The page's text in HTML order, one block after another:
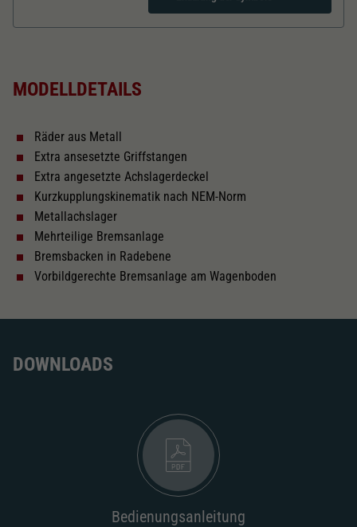
Kurzkupplungskinematik
2187
Tauschsatz für Wechselstrom
Schliessen
MODELLDETAILS
Räder aus Metall
Extra ansesetzte Griffstangen
Extra angesetzte Achslagerdeckel
Kurzkupplungskinematik nach NEM-Norm
Metallachslager
Mehrteilige Bremsanlage
Bremsbacken in Radebene
Vorbildgerechte Bremsanlage am Wagenboden
DOWNLOADS
Bedienungsanleitung
Einstellungen. Unter anderem eine zufällig